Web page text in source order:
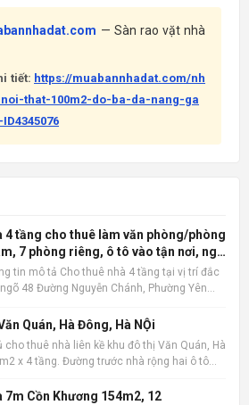
— Sàn rao vặt nhà
tiết: https://muabannhadat.com/nh
that-100m2-do-ba-da-nang-ga
4 tầng cho thuê làm văn phòng/phòng
7 phòng riêng, ô tô vào tận nơi, ngõ
Chánh
tin mô tả Cho thuê nhà 4 tầng tại vị trí đắc
48 Đường Nguyễn Chánh, Phường Yên
x 4 tầng, được thiết kế hợp lý với 7 phòng
Quán, Hà Đông, Hà NỘi
thuê nhà liên kề khu đô thị Văn Quán, Hà
x 4 tầng. Đường trước nhà rộng hai ô tô
bến xe
7m Cồn Khương 154m2, 12